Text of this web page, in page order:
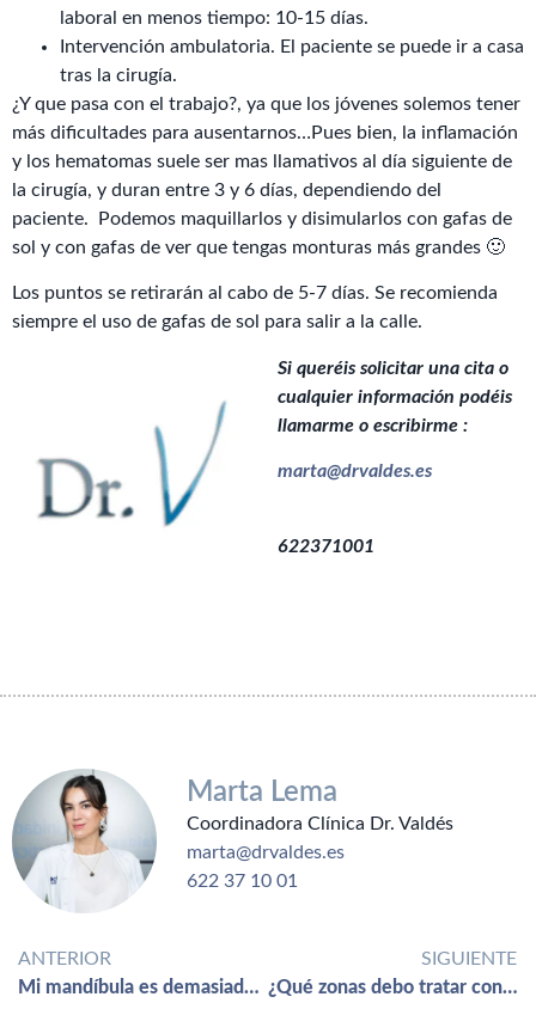
laboral en menos tiempo: 10-15 días.
Intervención ambulatoria. El paciente se puede ir a casa
tras la cirugía.
¿Y que pasa con el trabajo?, ya que los jóvenes solemos tener
más dificultades para ausentarnos…Pues bien, la inflamación
y los hematomas suele ser mas llamativos al día siguiente de
la cirugía, y duran entre 3 y 6 días, dependiendo del
paciente.
Podemos maquillarlos y disimularlos con gafas de
sol y con gafas de ver que tengas monturas más grandes 🙂
Los puntos se retirarán al cabo de 5-7 días. Se recomienda
siempre el uso de gafas de sol para salir a la calle.
Si queréis solicitar una cita o
cualquier información podéis
llamarme o escribirme :
marta@drvaldes.es
622371001
Marta Lema
Coordinadora Clínica Dr. Valdés
marta@drvaldes.es
622 37 10 01
ANTERIOR
Mi mandíbula es demasiado ancha, ¿tiene solución?
SIGUIENTE
¿Qué zonas debo tratar con Ácido Hialurónico para verme más joven y que no se note?